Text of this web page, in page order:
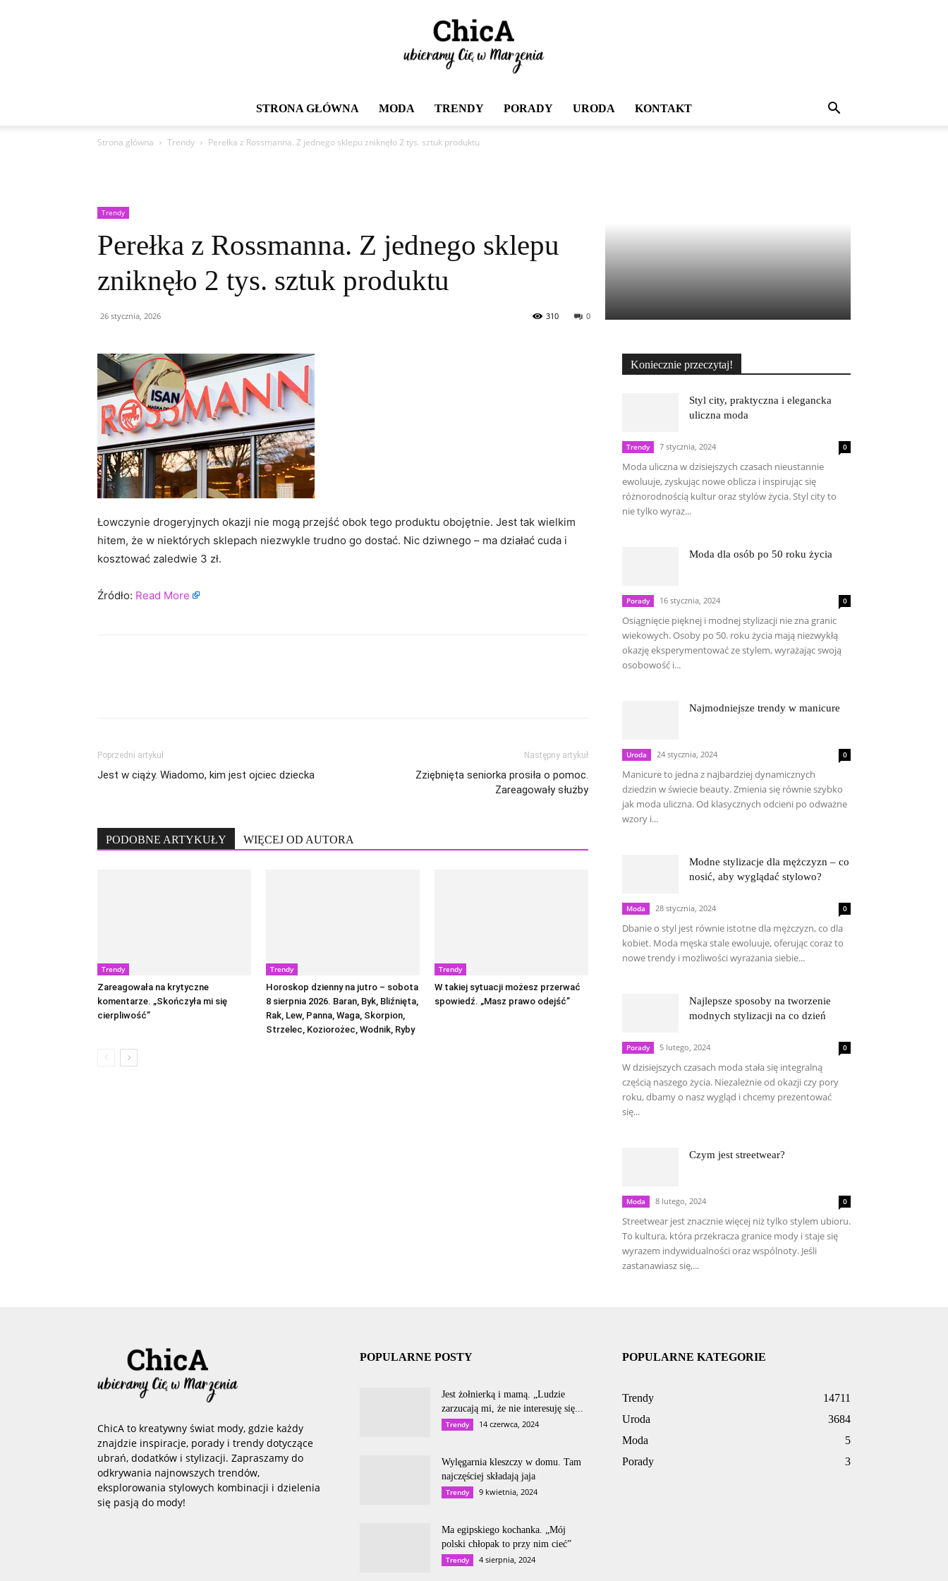
STRONA GŁÓWNA MODA TRENDY PORADY URODA KONTAKT
Strona główna Trendy Perełka z Rossmanna. Z jednego sklepu zniknęło 2 tys. sztuk produktu
Trendy
Perełka z Rossmanna. Z jednego sklepu
zniknęło 2 tys. sztuk produktu
26 stycznia, 2026 0
310
Łowczynie drogeryjnych okazji nie mogą przejść obok tego produktu obojętnie. Jest tak wielkim
hitem, że w niektórych sklepach niezwykle trudno go dostać. Nic dziwnego – ma działać cuda i
kosztować zaledwie 3 zł.
Źródło: Read More
Poprzedni artykuł
Jest w ciąży. Wiadomo, kim jest ojciec dziecka
Następny artykuł
Zziębnięta seniorka prosiła o pomoc.
Zareagowały służby
PODOBNE ARTYKUŁY WIĘCEJ OD AUTORA
Trendy
Zareagowała na krytyczne
komentarze. „Skończyła mi się
cierpliwość”
Trendy
Horoskop dzienny na jutro – sobota
8 sierpnia 2026. Baran, Byk, Bliźnięta,
Rak, Lew, Panna, Waga, Skorpion,
Strzelec, Koziorożec, Wodnik, Ryby
Trendy
W takiej sytuacji możesz przerwać
spowiedź. „Masz prawo odejść”
Koniecznie przeczytaj!
Styl city, praktyczna i elegancka
uliczna moda
Trendy 7 stycznia, 2024 0
Moda uliczna w dzisiejszych czasach nieustannie
ewoluuje, zyskując nowe oblicza i inspirując się
różnorodnością kultur oraz stylów życia. Styl city to
nie tylko wyraz...
Moda dla osób po 50 roku życia
Porady 16 stycznia, 2024 0
Osiągnięcie pięknej i modnej stylizacji nie zna granic
wiekowych. Osoby po 50. roku życia mają niezwykłą
okazję eksperymentować ze stylem, wyrażając swoją
osobowość i...
Najmodniejsze trendy w manicure
Uroda 24 stycznia, 2024 0
Manicure to jedna z najbardziej dynamicznych
dziedzin w świecie beauty. Zmienia się równie szybko
jak moda uliczna. Od klasycznych odcieni po odważne
wzory i...
Modne stylizacje dla mężczyzn – co
nosić, aby wyglądać stylowo?
Moda 28 stycznia, 2024 0
Dbanie o styl jest równie istotne dla mężczyzn, co dla
kobiet. Moda męska stale ewoluuje, oferując coraz to
nowe trendy i możliwości wyrażania siebie...
Najlepsze sposoby na tworzenie
modnych stylizacji na co dzień
Porady 5 lutego, 2024 0
W dzisiejszych czasach moda stała się integralną
częścią naszego życia. Niezależnie od okazji czy pory
roku, dbamy o nasz wygląd i chcemy prezentować
się...
Czym jest streetwear?
Moda 8 lutego, 2024 0
Streetwear jest znacznie więcej niż tylko stylem ubioru.
To kultura, która przekracza granice mody i staje się
wyrazem indywidualności oraz wspólnoty. Jeśli
zastanawiasz się,...
ChicA to kreatywny świat mody, gdzie każdy
znajdzie inspiracje, porady i trendy dotyczące
ubrań, dodatków i stylizacji. Zapraszamy do
odkrywania najnowszych trendów,
eksplorowania stylowych kombinacji i dzielenia
się pasją do mody!
POPULARNE POSTY
Jest żołnierką i mamą. „Ludzie
zarzucają mi, że nie interesuję się...
Trendy 14 czerwca, 2024
Wylęgarnia kleszczy w domu. Tam
najczęściej składają jaja
Trendy 9 kwietnia, 2024
Ma egipskiego kochanka. „Mój
polski chłopak to przy nim cieć”
Trendy 4 sierpnia, 2024
POPULARNE KATEGORIE
Trendy
14711
Uroda
3684
Moda
5
Porady
3